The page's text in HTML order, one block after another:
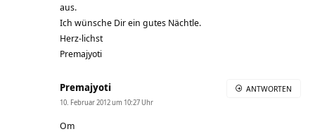
aus.
Ich wünsche Dir ein gutes Nächtle.
Herz-lichst
Premajyoti
Premajyoti
10. Februar 2012 um 10:27 Uhr
Om
ANTWORTEN